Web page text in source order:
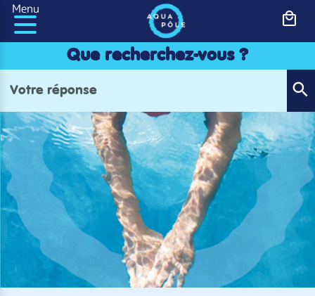
Panneau de gestion des cookies
Menu
Que recherchez-vous ?